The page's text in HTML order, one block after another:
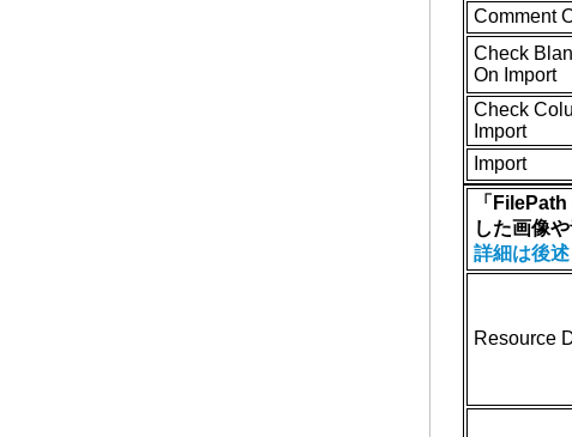
Comment
Check
On Import
Check
Import
Import
「
した画像
詳細は後述
Resource